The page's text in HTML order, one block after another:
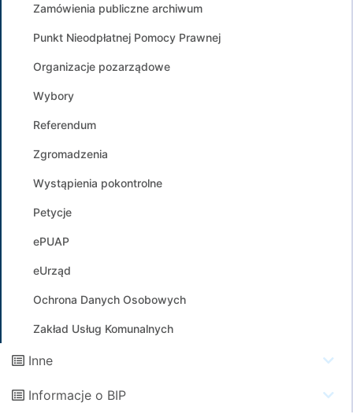
Zamówienia publiczne archiwum
Punkt Nieodpłatnej Pomocy Prawnej
Organizacje pozarządowe
Wybory
Referendum
Zgromadzenia
Wystąpienia pokontrolne
Petycje
ePUAP
eUrząd
Ochrona Danych Osobowych
Zakład Usług Komunalnych
Inne
Informacje o BIP